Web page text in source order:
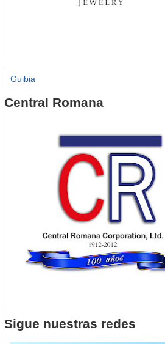
Guibia
Central Romana
Sigue nuestras redes